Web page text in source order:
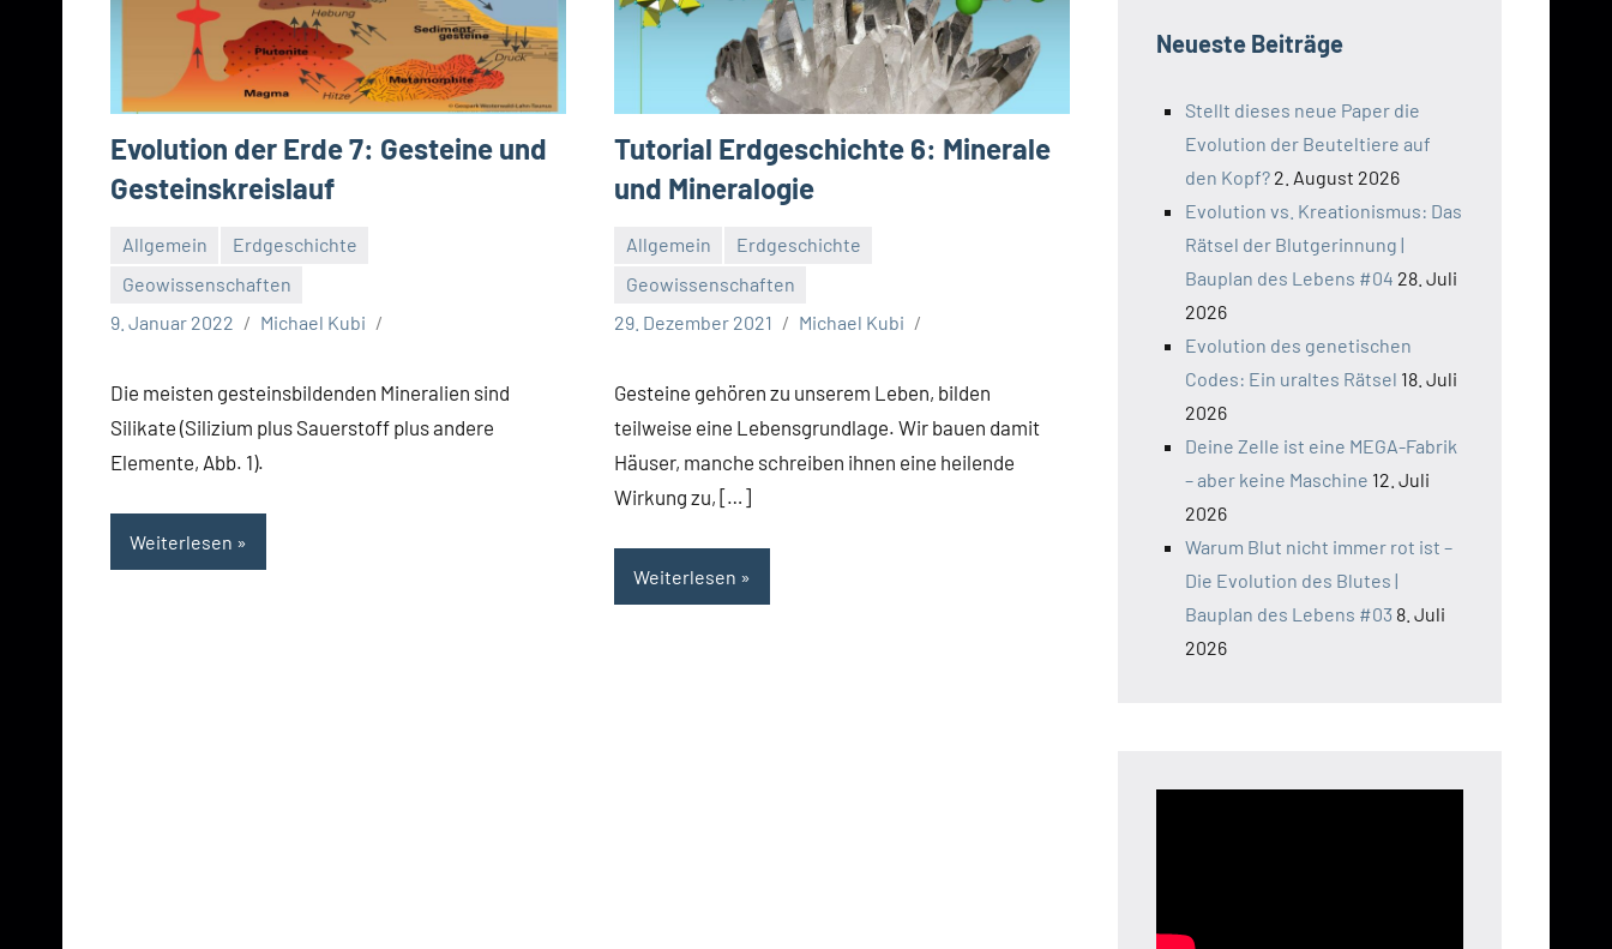
Evolution der Erde 7: Gesteine und
Gesteinskreislauf
Allgemein
Erdgeschichte
Geowissenschaften
9. Januar 2022
Michael Kubi
Die meisten gesteinsbildenden Mineralien sind
Silikate (Silizium plus Sauerstoff plus andere
Elemente, Abb. 1).
Weiterlesen
Tutorial Erdgeschichte 6: Minerale
und Mineralogie
Allgemein
Erdgeschichte
Geowissenschaften
29. Dezember 2021
Michael Kubi
Gesteine gehören zu unserem Leben, bilden
teilweise eine Lebensgrundlage. Wir bauen damit
Häuser, manche schreiben ihnen eine heilende
Wirkung zu, […]
Weiterlesen
Neueste Beiträge
Stellt dieses neue Paper die
Evolution der Beuteltiere auf
den Kopf? 2. August 2026
Evolution vs. Kreationismus: Das
Rätsel der Blutgerinnung |
Bauplan des Lebens #04 28. Juli
2026
Evolution des genetischen
Codes: Ein uraltes Rätsel 18. Juli
2026
Deine Zelle ist eine MEGA-Fabrik
– aber keine Maschine 12. Juli
2026
Warum Blut nicht immer rot ist –
Die Evolution des Blutes |
Bauplan des Lebens #03 8. Juli
2026